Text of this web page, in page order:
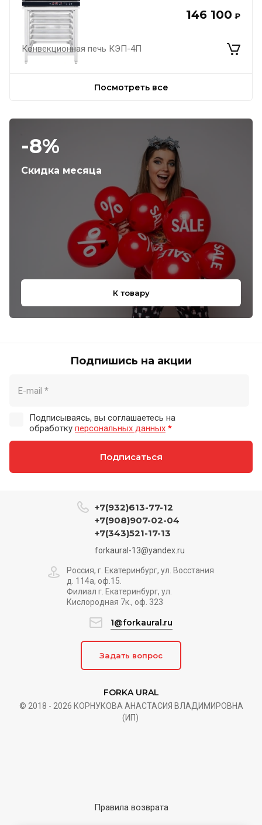
146 100 ₽
Конвекционная печь КЭП-4П
Посмотреть все
-8%
Скидка месяца
К товару
Подпишись на акции
Подписываясь, вы соглашаетесь на
обработку персональных данных *
Подписаться
FORKA URAL
© 2018 - 2026 КОРНУКОВА АНАСТАСИЯ ВЛАДИМИРОВНА
(ИП)
+7(932)613-77-12
+7(908)907-02-04
+7(343)521-17-13
forkaural-13@yandex.ru
Россия, г. Екатеринбург, ул. Восстания
д. 114а, оф.15.
Филиал г. Екатеринбург, ул.
Кислородная 7к., оф. 323
1@forkaural.ru
Задать вопрос
Правила возврата